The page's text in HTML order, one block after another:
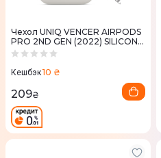
Чехол UNIQ VENCER AIRPODS
PRO 2ND GEN (2022) SILICONE
HANG CASE GREY
Кешбэк10 ₴
209₴